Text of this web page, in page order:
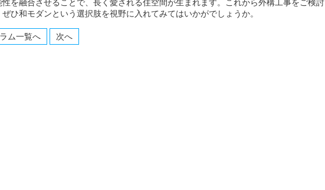
性を融合させることで、長く愛される住空間が生まれます。これから外構工事をご検討
ひ和モダンという選択肢を視野に入れてみてはいかがでしょうか。
ム一覧へ 次へ